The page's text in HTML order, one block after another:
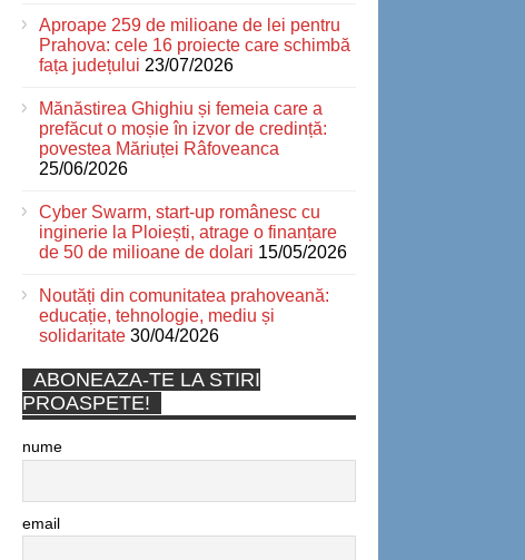
Aproape 259 de milioane de lei pentru
Prahova: cele 16 proiecte care schimbă
fața județului 23/07/2026
Mănăstirea Ghighiu și femeia care a
prefăcut o moșie în izvor de credință:
povestea Măriuței Râfoveanca
25/06/2026
Cyber Swarm, start-up românesc cu
inginerie la Ploiești, atrage o finanțare
de 50 de milioane de dolari 15/05/2026
Noutăți din comunitatea prahoveană:
educație, tehnologie, mediu și
solidaritate 30/04/2026
ABONEAZA-TE LA STIRI
PROASPETE!
nume
email